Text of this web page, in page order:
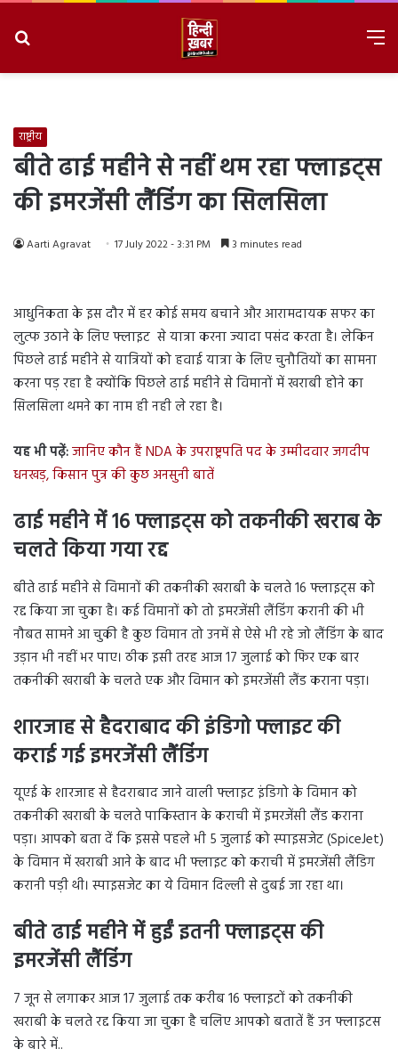
राष्ट्रीय
बीते ढाई महीने से नहीं थम रहा फ्लाइट्स
की इमरजेंसी लैंडिंग का सिलसिला
Aarti Agravat 17 July 2022 - 3:31 PM 3 minutes read
आधुनिकता के इस दौर में हर कोई समय बचाने और आरामदायक सफर का
लुत्फ उठाने के लिए फ्लाइट से यात्रा करना ज्यादा पसंद करता है। लेकिन
पिछले ढाई महीने से यात्रियों को हवाई यात्रा के लिए चुनौतियों का सामना
करना पड़ रहा है क्योंकि पिछले ढाई महीने से विमानों में खराबी होने का
सिलसिला थमने का नाम ही नही ले रहा है।
यह भी पढ़ें:जानिए कौन हैं NDA के उपराष्ट्रपति पद के उम्मीदवार जगदीप
धनखड़, किसान पुत्र की कुछ अनसुनी बातें
ढाई महीने में 16 फ्लाइट्स को तकनीकी खराब के
चलते किया गया रद्द
बीते ढाई महीने से विमानों की तकनीकी खराबी के चलते 16 फ्लाइट्स को
रद्द किया जा चुका है। कई विमानों को तो इमरजेंसी लैंडिंग करानी की भी
नौबत सामने आ चुकी है कुछ विमान तो उनमें से ऐसे भी रहे जो लैंडिंग के बाद
उड़ान भी नहीं भर पाए। ठीक इसी तरह आज 17 जुलाई को फिर एक बार
तकनीकी खराबी के चलते एक और विमान को इमरजेंसी लैंड कराना पड़ा।
शारजाह से हैदराबाद की इंडिगो फ्लाइट की
कराई गई इमरजेंसी लैंडिंग
यूएई के शारजाह से हैदराबाद जाने वाली फ्लाइट इंडिगो के विमान को
तकनीकी खराबी के चलते पाकिस्तान के कराची में इमरजेंसी लैंड कराना
पड़ा। आपको बता दें कि इससे पहले भी 5 जुलाई को स्पाइसजेट (SpiceJet)
के विमान में खराबी आने के बाद भी फ्लाइट को कराची में इमरजेंसी लैंडिग
करानी पड़ी थी। स्पाइसजेट का ये विमान दिल्ली से दुबई जा रहा था।
बीते ढाई महीने में हुईं इतनी फ्लाइट्स की
इमरजेंसी लैंडिंग
7 जून से लगाकर आज 17 जुलाई तक करीब 16 फ्लाइटों को तकनीकी
खराबी के चलते रद्द किया जा चुका है चलिए आपको बतातें हैं उन फ्लाइटस
के बारे में..